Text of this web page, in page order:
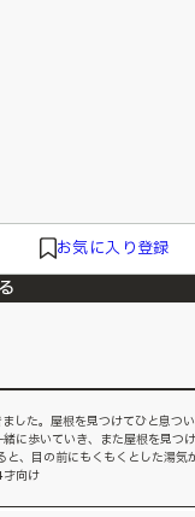
お気に入り登録
した。屋根を見つけてひと息つ
に歩いていき、また屋根を見つ
と、目の前にもくもくとした湯
才向け